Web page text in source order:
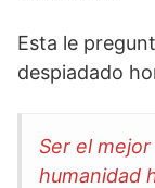
Esta le
despiadado
Ser el
humanidad